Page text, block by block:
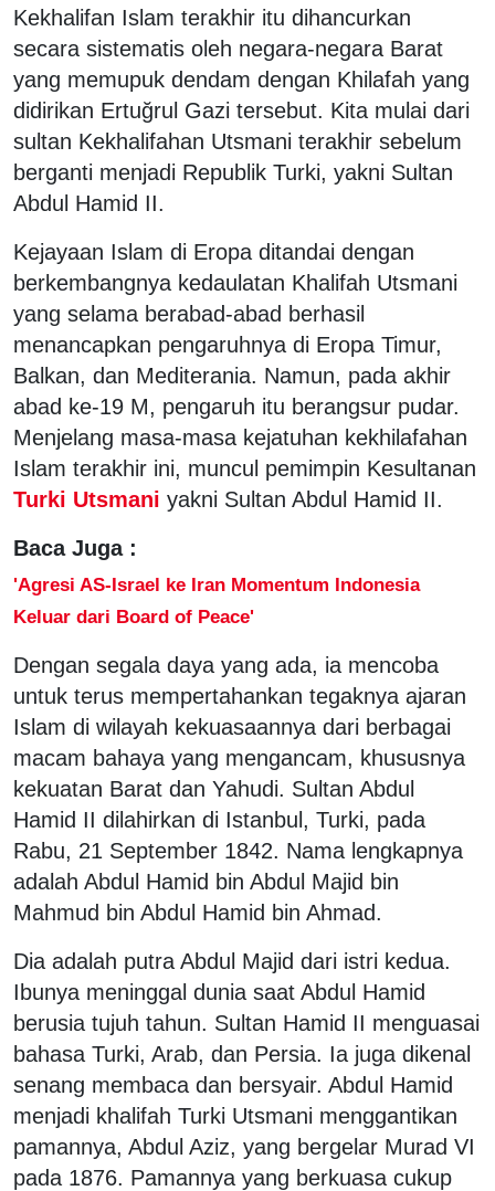
Kekhalifan Islam terakhir itu dihancurkan
secara sistematis oleh negara-negara Barat
yang memupuk dendam dengan Khilafah yang
didirikan Ertuğrul Gazi tersebut. Kita mulai dari
sultan Kekhalifahan Utsmani terakhir sebelum
berganti menjadi Republik Turki, yakni Sultan
Abdul Hamid II.
Kejayaan Islam di Eropa ditandai dengan
berkembangnya kedaulatan Khalifah Utsmani
yang selama berabad-abad berhasil
menancapkan pengaruhnya di Eropa Timur,
Balkan, dan Mediterania. Namun, pada akhir
abad ke-19 M, pengaruh itu berangsur pudar.
Menjelang masa-masa kejatuhan kekhilafahan
Islam terakhir ini, muncul pemimpin Kesultanan
Turki Utsmani yakni Sultan Abdul Hamid II.
Baca Juga :
'Agresi AS-Israel ke Iran Momentum Indonesia
Keluar dari Board of Peace'
Dengan segala daya yang ada, ia mencoba
untuk terus mempertahankan tegaknya ajaran
Islam di wilayah kekuasaannya dari berbagai
macam bahaya yang mengancam, khususnya
kekuatan Barat dan Yahudi. Sultan Abdul
Hamid II dilahirkan di Istanbul, Turki, pada
Rabu, 21 September 1842. Nama lengkapnya
adalah Abdul Hamid bin Abdul Majid bin
Mahmud bin Abdul Hamid bin Ahmad.
Dia adalah putra Abdul Majid dari istri kedua.
Ibunya meninggal dunia saat Abdul Hamid
berusia tujuh tahun. Sultan Hamid II menguasai
bahasa Turki, Arab, dan Persia. Ia juga dikenal
senang membaca dan bersyair. Abdul Hamid
menjadi khalifah Turki Utsmani menggantikan
pamannya, Abdul Aziz, yang bergelar Murad VI
pada 1876. Pamannya yang berkuasa cukup